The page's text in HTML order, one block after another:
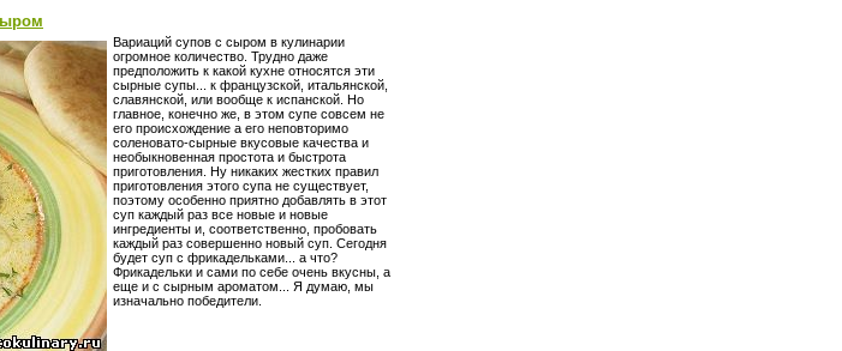
Вариаций супов с сыром в кулинарии
огромное количество. Трудно даже
предположить к какой кухне относятся эти
сырные супы... к французской, итальянской,
славянской, или вообще к испанской. Но
главное, конечно же, в этом супе совсем не
его происхождение а его неповторимо
соленовато-сырные вкусовые качества и
необыкновенная простота и быстрота
приготовления. Ну никаких жестких правил
приготовления этого супа не существует,
поэтому особенно приятно добавлять в этот
суп каждый раз все новые и новые
ингредиенты и, соответственно, пробовать
каждый раз совершенно новый суп. Сегодня
будет суп с фрикадельками... а что?
Фрикадельки и сами по себе очень вкусны, а
еще и с сырным ароматом... Я думаю, мы
изначально победители.